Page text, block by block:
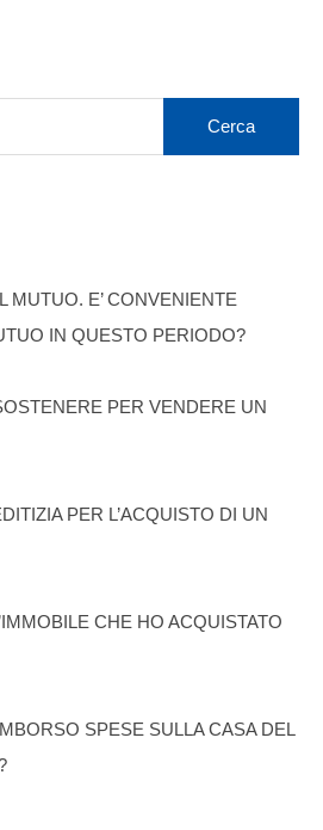
MUTUO. E’ CONVENIENTE
IN QUESTO PERIODO?
PER VENDERE UN
PER L’ACQUISTO DI UN
CHE HO ACQUISTATO
SPESE SULLA CASA DEL